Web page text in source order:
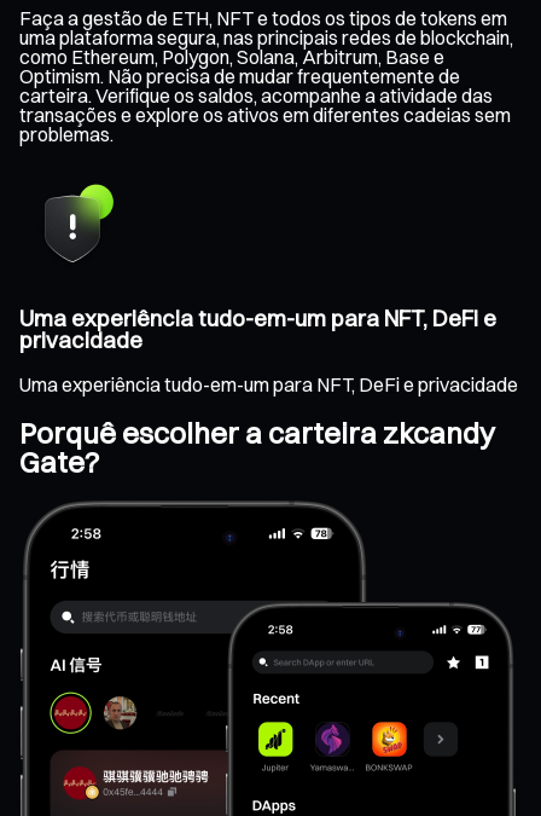
Faça a gestão de ETH, NFT e todos os tipos de tokens em
uma plataforma segura, nas principais redes de blockchain,
como Ethereum, Polygon, Solana, Arbitrum, Base e
Optimism. Não precisa de mudar frequentemente de
carteira. Verifique os saldos, acompanhe a atividade das
transações e explore os ativos em diferentes cadeias sem
problemas.
Uma experiência tudo-em-um para NFT, DeFi e
privacidade
Uma experiência tudo-em-um para NFT, DeFi e privacidade
Porquê escolher a carteira zkcandy
Gate?